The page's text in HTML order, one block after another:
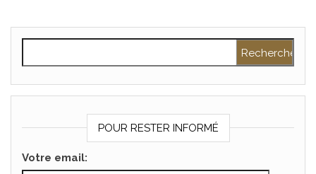
POUR RESTER INFORMÉ
Votre email: